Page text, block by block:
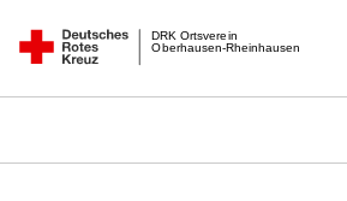
Oberhausen-Rheinhausen
DRK Ortsverein